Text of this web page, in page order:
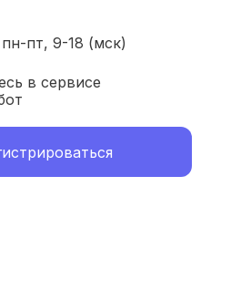
пт, 9-18 (мск)
в сервисе